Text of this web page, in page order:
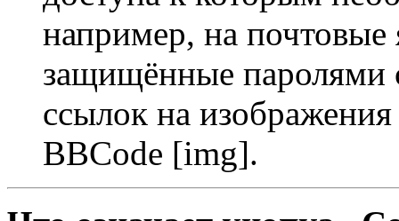
например, на
защищённые паролями
ссылок на
BBCode [img].